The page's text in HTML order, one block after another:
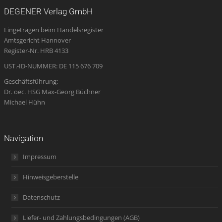
new
window
new
window
new
window
opens
in
new
new
DEGENER Verlag GmbH
Eingetragen beim Handelsregister
Amtsgericht Hannover
Register-Nr. HRB 4133
UST.-ID-NUMMER: DE 115 676 709
Geschäftsführung:
Dr. oec. HSG Max-Georg Büchner
Michael Hühn
Navigation
Impressum
Hinweisgeberstelle
Datenschutz
Liefer- und Zahlungsbedingungen (AGB)